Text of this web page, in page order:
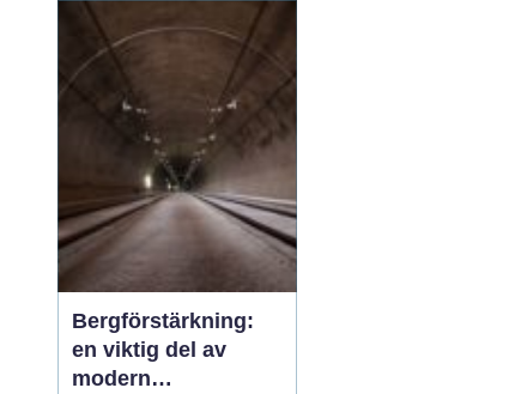
installationerna. När en
bostadsägare planerar
en bad...
Bergförstärkning:
en viktig del av
modern